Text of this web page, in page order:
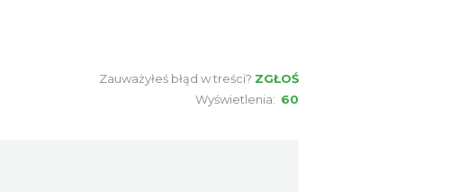
Zauważyłeś błąd w treści? ZGŁOŚ
Wyświetlenia: 60